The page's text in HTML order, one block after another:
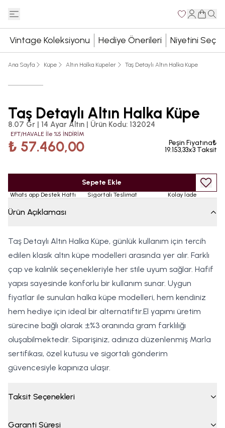
Vintage Koleksiyonu Hediye Önerileri Niyetini Seç
Ana Sayfa Küpe Altın Halka Küpeler Taş Detaylı Altın Halka Küpe
Taş Detaylı Altın Halka Küpe
8.07 Gr | 14 Ayar Altın | Ürün Kodu: 132024
EFT/HAVALE İle %5 İNDİRİM
₺ 57.460,00
Peşin Fiyatına₺
19.153,33x3 Taksit
Sepete Ekle
Whats app Destek Hattı Sigortalı Teslimat Kolay İade
Ürün Açıklaması
Taş Detaylı Altın Halka Küpe, günlük kullanım için tercih
edilen klasik altın küpe modelleri arasında yer alır. Farklı
çap ve kalınlık seçenekleriyle her stile uyum sağlar. Hafif
yapısı sayesinde konforlu bir kullanım sunar. Uygun
fiyatlar ile sunulan halka küpe modelleri, hem kendiniz
hem hediye için ideal bir alternatiftir.El yapımı üretim
sürecine bağlı olarak ±%3 oranında gram farklılığı
oluşabilmektedir. Siparişiniz, adınıza düzenlenmiş Marla
sertifikası, özel kutusu ve sigortalı gönderim
güvencesiyle kapınıza ulaşır.
Taksit Seçenekleri
Garanti Süresi